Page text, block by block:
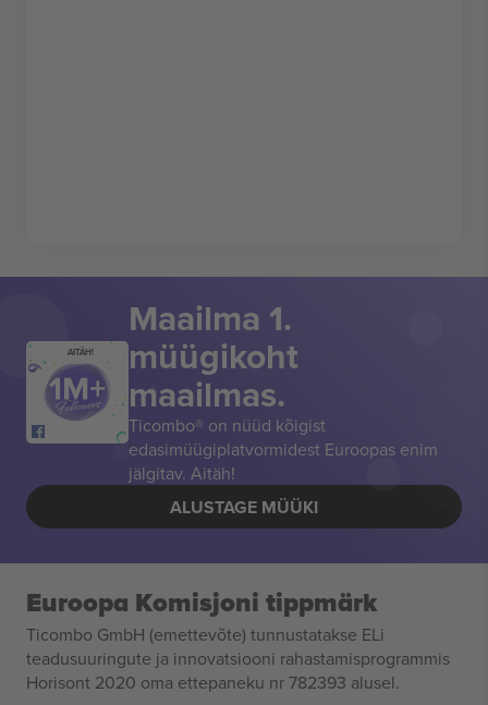
AITÄH!
Maailma 1.
müügikoht
maailmas.
Ticombo® on nüüd kõigist
edasimüügiplatvormidest Euroopas enim
jälgitav. Aitäh!
ALUSTAGE MÜÜKI
Euroopa Komisjoni tippmärk
Ticombo GmbH (emettevõte) tunnustatakse ELi
teadusuuringute ja innovatsiooni rahastamisprogrammis
Horisont 2020 oma ettepaneku nr 782393 alusel.